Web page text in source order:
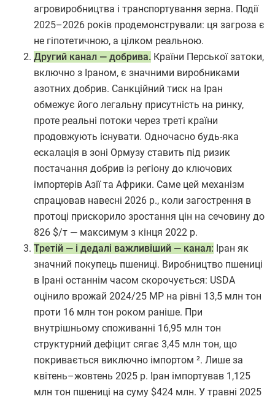
агровиробництва і транспортування зерна. Події
2025–2026 років продемонстрували: ця загроза є
не гіпотетичною, а цілком реальною.
Другий канал — добрива. Країни Перської затоки,
включно з Іраном, є значними виробниками
азотних добрив. Санкційний тиск на Іран
обмежує його легальну присутність на ринку,
проте реальні потоки через треті країни
продовжують існувати. Одночасно будь-яка
ескалація в зоні Ормузу ставить під ризик
постачання добрив із регіону до ключових
імпортерів Азії та Африки. Саме цей механізм
спрацював навесні 2026 р., коли загострення в
протоці прискорило зростання цін на сечовину до
826 $/т — максимум з кінця 2022 р.
Третій — і дедалі важливіший — канал: Іран як
значний покупець пшениці. Виробництво пшениці
в Ірані останнім часом скорочується: USDA
оцінило врожай 2024/25 МР на рівні 13,5 млн тон
проти 16 млн тон роком раніше. При
внутрішньому споживанні 16,95 млн тон
структурний дефіцит сягає 3,45 млн тон, що
покривається виключно імпортом ². Лише за
квітень–жовтень 2025 р. Іран імпортував 1,125
млн тон пшениці на суму $424 млн. У травні 2025